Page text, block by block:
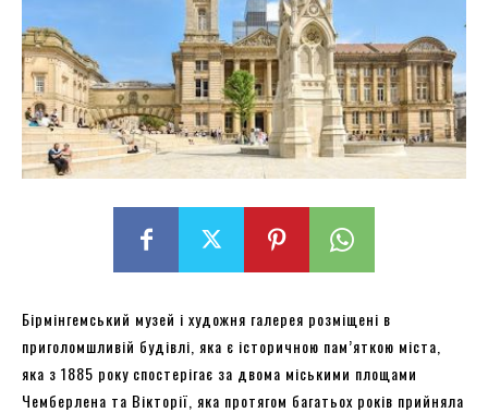
Бірмінгемський музей і художня галерея розміщені в
приголомшливій будівлі, яка є історичною пам’яткою міста,
яка з 1885 року спостерігає за двома міськими площами
Чемберлена та Вікторії, яка протягом багатьох років прийняла